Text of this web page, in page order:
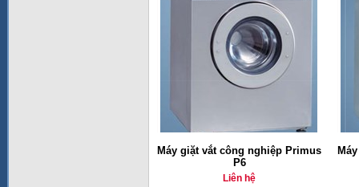
Máy giặt vắt công nghiệp Primus
P6
Liên hệ